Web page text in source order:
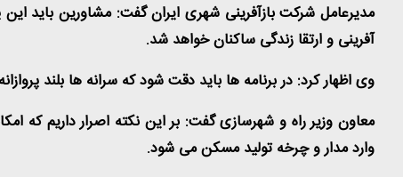
مدیرعامل شرکت بازآفرینی شهری ایران گفت: مشاورین باید
آفرینی و ارتقا زندگی ساکنان خواهد شد.
وی اظهار کرد: در برنامه ها باید دقت شود که سرانه ها بلند
معاون وزیر راه و شهرسازی گفت: بر این نکته اصرار داریم که
وارد مدار و چرخه تولید مسکن می شود.